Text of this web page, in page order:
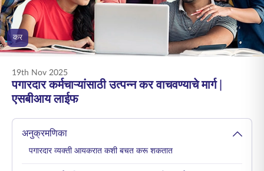
ENGLISH
ऑनलाइन खरेदी करा प्रीमियम भरा
कर
19th Nov 2025
पगारदार कर्मचाऱ्यांसाठी उत्पन्न कर वाचवण्याचे मार्ग |
एसबीआय लाईफ
अनुक्रमणिका
पगारदार व्यक्ती आयकरात कशी बचत करू शकतात